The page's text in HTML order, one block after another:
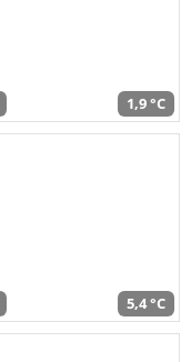
1,9 °C
5,4 °C